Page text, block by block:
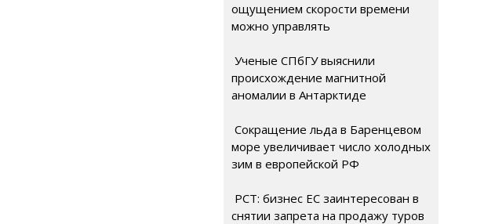
ощущением скорости времени
можно управлять
Ученые СПбГУ выяснили
происхождение магнитной
аномалии в Антарктиде
Сокращение льда в Баренцевом
море увеличивает число холодных
зим в европейской РФ
РСТ: бизнес ЕС заинтересован в
снятии запрета на продажу туров